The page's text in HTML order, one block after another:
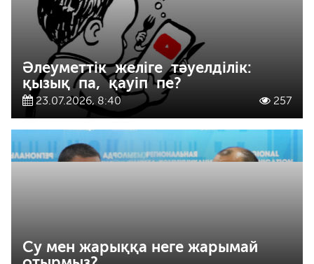
Әлеуметтік желіге тәуелділік:
қызық па, қауіп пе?
23.07.2026, 8:40 257
Су мен жарыққа неге жарымай